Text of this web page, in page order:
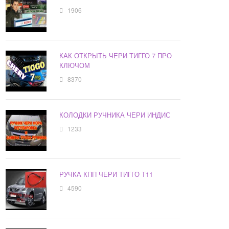
1906
КАК ОТКРЫТЬ ЧЕРИ ТИГГО 7 ПРО
КЛЮЧОМ
8370
КОЛОДКИ РУЧНИКА ЧЕРИ ИНДИС
1233
РУЧКА КПП ЧЕРИ ТИГГО Т11
4590